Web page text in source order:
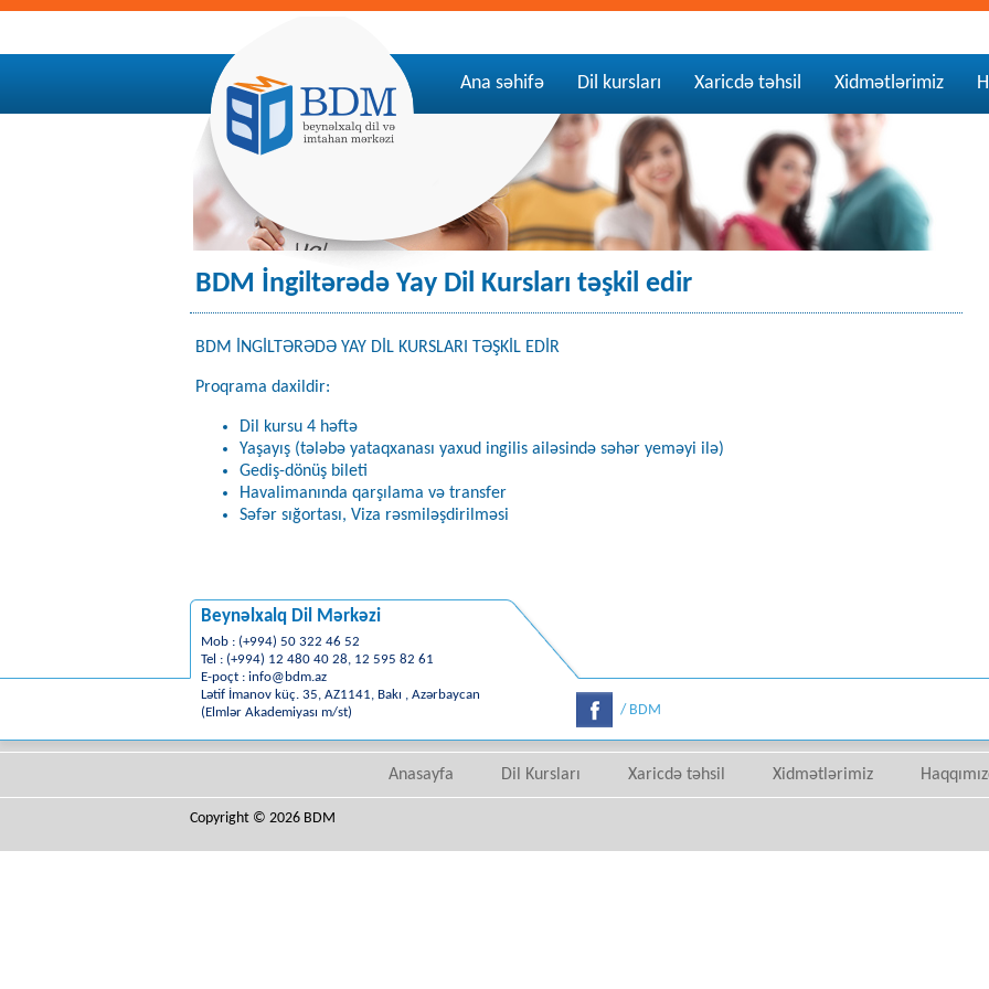
Ana səhifə Dil kursları Xaricdə təhsil Xidmətlərimiz
BDM İngiltərədə Yay Dil Kursları təşkil edir
BDM İNGİLTƏRƏDƏ YAY DİL KURSLARI TƏŞKİL EDİR
Proqrama daxildir:
Dil kursu 4 həftə
Yaşayış (tələbə yataqxanası yaxud ingilis ailəsində səhər yeməyi ilə)
Gediş-dönüş bileti
Havalimanında qarşılama və transfer
Səfər sığortası, Viza rəsmiləşdirilməsi
Beynəlxalq Dil Mərkəzi
Mob : (+994) 50 322 46 52
Tel : (+994) 12 480 40 28, 12 595 82 61
E-poçt : info@bdm.az
Lətif İmanov küç. 35, AZ1141, Bakı , Azərbaycan
(Elmlər Akademiyası m/st)
/ BDM
Anasayfa Dil Kursları Xaricdə təhsil Xidmətlərimiz
Copyright © 2026 BDM